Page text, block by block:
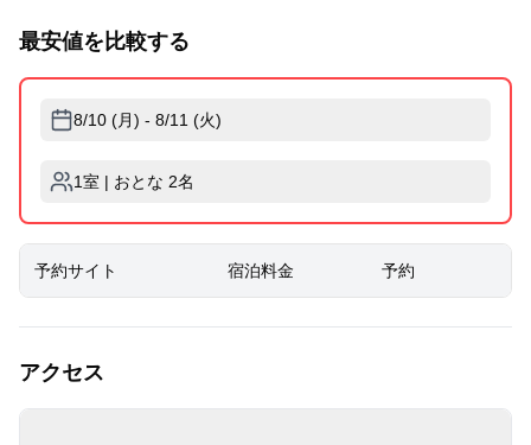
最安値を比較する
8/10 (月) - 8/11 (火)
1室 | おとな 2名
予約サイト 宿泊料金 予約
アクセス